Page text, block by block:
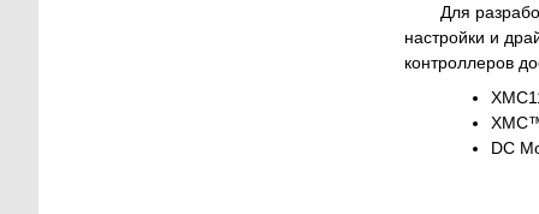
Для
настройки и
контроллеров
DC